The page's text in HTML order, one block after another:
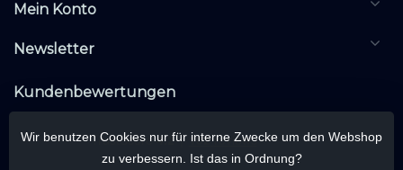
Mein Konto
Newsletter
Kundenbewertungen
Wir benutzen Cookies nur für interne Zwecke um den Webshop
zu verbessern. Ist das in Ordnung?